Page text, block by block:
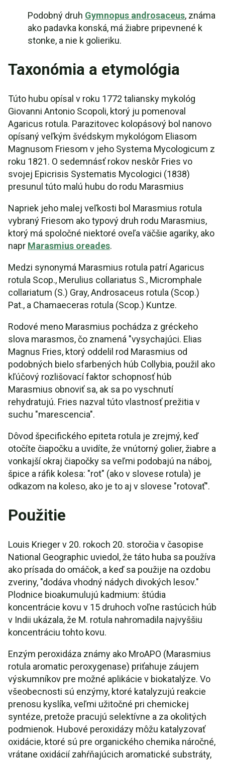
Podobný druh Gymnopus androsaceus, známa
ako padavka konská, má žiabre pripevnené k
stonke, a nie k golieriku.
Taxonómia a etymológia
Túto hubu opísal v roku 1772 taliansky mykológ
Giovanni Antonio Scopoli, ktorý ju pomenoval
Agaricus rotula. Parazitovec kolopásový bol nanovo
opísaný veľkým švédskym mykológom Eliasom
Magnusom Friesom v jeho Systema Mycologicum z
roku 1821. O sedemnásť rokov neskôr Fries vo
svojej Epicrisis Systematis Mycologici (1838)
presunul túto malú hubu do rodu Marasmius
Napriek jeho malej veľkosti bol Marasmius rotula
vybraný Friesom ako typový druh rodu Marasmius,
ktorý má spoločné niektoré oveľa väčšie agariky, ako
napr Marasmius oreades.
Medzi synonymá Marasmius rotula patrí Agaricus
rotula Scop., Merulius collariatus S., Micromphale
collariatum (S.) Gray, Androsaceus rotula (Scop.)
Pat., a Chamaeceras rotula (Scop.) Kuntze.
Rodové meno Marasmius pochádza z gréckeho
slova marasmos, čo znamená "vysychajúci. Elias
Magnus Fries, ktorý oddelil rod Marasmius od
podobných bielo sfarbených húb Collybia, použil ako
kľúčový rozlišovací faktor schopnosť húb
Marasmius obnoviť sa, ak sa po vyschnutí
rehydratujú. Fries nazval túto vlastnosť prežitia v
suchu "marescencia".
Dôvod špecifického epiteta rotula je zrejmý, keď
otočíte čiapočku a uvidíte, že vnútorný golier, žiabre a
vonkajší okraj čiapočky sa veľmi podobajú na náboj,
špice a ráfik kolesa: "rot" (ako v slovese rotula) je
odkazom na koleso, ako je to aj v slovese "rotovať".
Použitie
Louis Krieger v 20. rokoch 20. storočia v časopise
National Geographic uviedol, že táto huba sa používa
ako prísada do omáčok, a keď sa použije na ozdobu
zveriny, "dodáva vhodný nádych divokých lesov."
Plodnice bioakumulujú kadmium: štúdia
koncentrácie kovu v 15 druhoch voľne rastúcich húb
v Indii ukázala, že M. rotula nahromadila najvyššiu
koncentráciu tohto kovu.
Enzým peroxidáza známy ako MroAPO (Marasmius
rotula aromatic peroxygenase) priťahuje záujem
výskumníkov pre možné aplikácie v biokatalýze. Vo
všeobecnosti sú enzýmy, ktoré katalyzujú reakcie
prenosu kyslíka, veľmi užitočné pri chemickej
syntéze, pretože pracujú selektívne a za okolitých
podmienok. Hubové peroxidázy môžu katalyzovať
oxidácie, ktoré sú pre organického chemika náročné,
vrátane oxidácií zahŕňajúcich aromatické substráty,